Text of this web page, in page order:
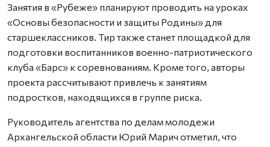
Занятия в «Рубеже» планируют проводить на уроках
«Основы безопасности и защиты Родины» для
старшеклассников. Тир также станет площадкой для
подготовки воспитанников военно-патриотического
клуба «Барс» к соревнованиям. Кроме того, авторы
проекта рассчитывают привлечь к занятиям
подростков, находящихся в группе риска.
Руководитель агентства по делам молодежи
Архангельской области Юрий Марич отметил, что